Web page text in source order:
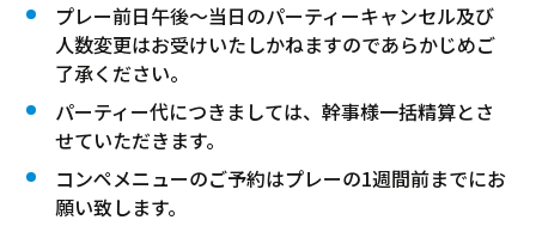
プレー前日午後～当日のパーティーキャンセル及び
人数変更はお受けいたしかねますのであらかじめご
了承ください。
パーティー代につきましては、幹事様一括精算とさ
せていただきます。
コンペメニューのご予約はプレーの1週間前までにお
願い致します。